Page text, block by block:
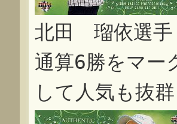
北田 瑠依選手
通算6勝をマー
して人気も抜